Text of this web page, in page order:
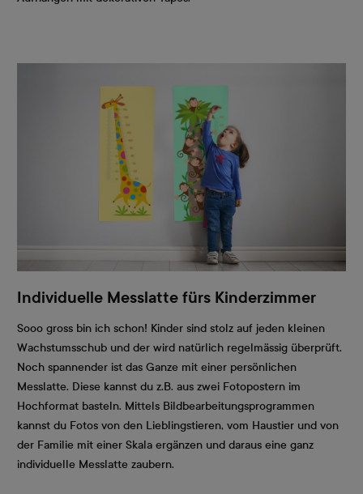
Individuelle Messlatte fürs Kinderzimmer
Sooo gross bin ich schon! Kinder sind stolz auf jeden kleinen
Wachstumsschub und der wird natürlich regelmässig überprüft.
Noch spannender ist das Ganze mit einer persönlichen
Messlatte. Diese kannst du z.B. aus zwei Fotopostern im
Hochformat basteln. Mittels Bildbearbeitungsprogrammen
kannst du Fotos von den Lieblingstieren, vom Haustier und von
der Familie mit einer Skala ergänzen und daraus eine ganz
individuelle Messlatte zaubern.